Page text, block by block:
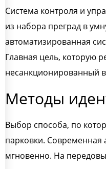
Система контроля и
из набора преград в
автоматизированная
Главная цель, которую
несанкционированный
Методы
Выбор способа, по
парковки. Современная
мгновенно. На